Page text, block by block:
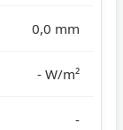
0,0 mm
- W/m²
-